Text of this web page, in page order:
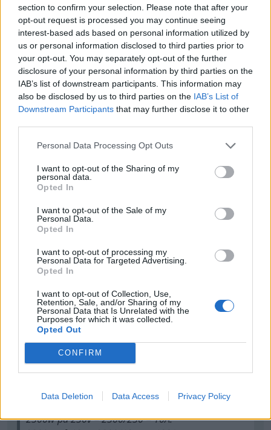
section to confirm your selection. Please note that after your
opt-out request is processed you may continue seeing
interest-based ads based on personal information utilized by
us or personal information disclosed to third parties prior to
your opt-out. You may separately opt-out of the further
disclosure of your personal information by third parties on the
IAB’s list of downstream participants. This information may
also be disclosed by us to third parties on the IAB’s List of
Downstream Participants that may further disclose it to other
Personal Data Processing Opt Outs
I want to opt-out of the Sharing of my
personal data.
Opted In
I want to opt-out of the Sale of my
Personal Data.
Opted In
I want to opt-out of processing my
Personal Data for Targeted Advertising.
Opted In
I want to opt-out of Collection, Use,
Retention, Sale, and/or Sharing of my
Personal Data that Is Unrelated with the
Purposes for which it was collected.
Opted Out
CONFIRM
Data Deletion Data Access Privacy Policy
Citera
Hybrid_
Forummoderator
18 565 Inlägg
1 maj 2025 #8
Mossan1 skrev:
Det är när man börjar jämföra med 12v man inser
hur mycket energi som egentligen kommer i
elcentralen hemma.
Man delar watt med volt för Ampere.
2300w på 230v = 2300/230 = 10A.
2300w på 12v = 2300/12 = ca 192A.
Sen har en konverter (som I detta fallet) inte 100%
verkningsgrad, så förluster tillkommer på 12v
Amperen.
Kuriosa:
Vi har 400.000v (400kv) i längre elöverföringar inom
kabelarean nödvändig minskar radikalt med högre
Jag har en UPS hemma. Den innehåller 6 stycken
9Ah-batterier i serie som underhållsladdas med
modeller har en internspänning på +400V.